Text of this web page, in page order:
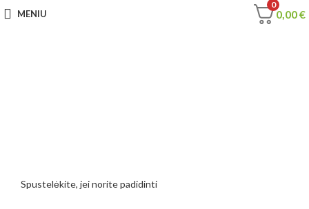
MENIU
0
0,00€
Spustelėkite, jei norite padidinti